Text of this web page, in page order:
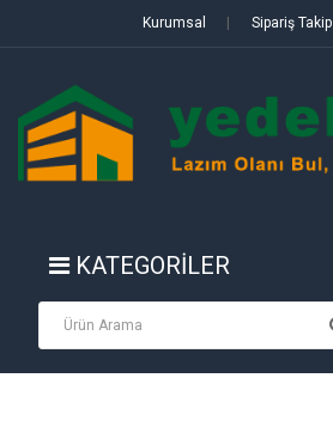
Kurumsal Sipariş Takip
KATEGORİLER